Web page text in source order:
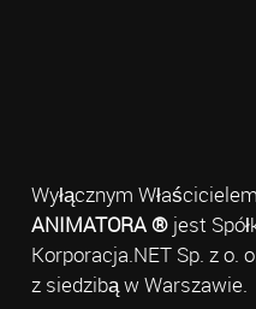
Wyłącznym
ANIMATORA ®jest
Korporacja.NET Sp. z o.
z siedzibą w Warszawie.